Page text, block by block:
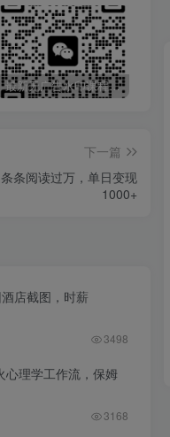
最新无广告水印课程资源 长期更新
下一篇
条阅读过万，单日变现
1000+
店截图，时薪
3498
心理学工作流，保姆
3168